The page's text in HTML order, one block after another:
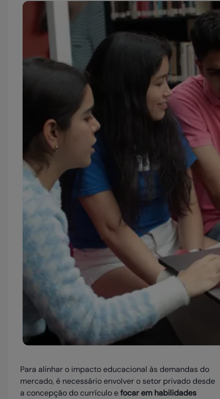
Para alinhar o impacto educacional às demandas do
mercado, é necessário envolver o setor privado desde
a concepção do currículo efocar em habilidades